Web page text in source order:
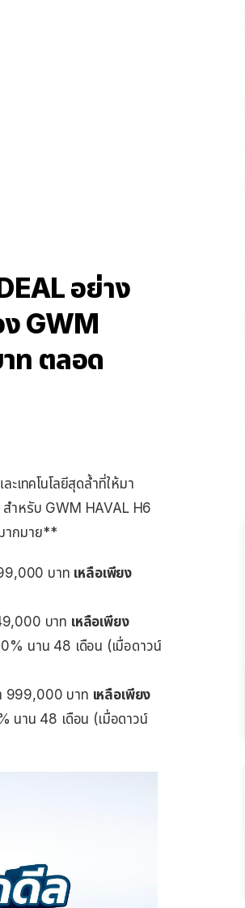
อย่าง
GWM
ท ตลอด
เทคโนโลยีสุดล้ำที่ให้มา
ำหรับ GWM HAVAL H6
ากมาย**
บาท เหลือเพียง
บาท เหลือเพียง
0% นาน 48 เดือน (เมื่อดาวน์
999,000 บาท เหลือเพียง
นาน 48 เดือน (เมื่อดาวน์